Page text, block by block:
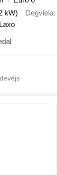
kW) Degviela
Laxo